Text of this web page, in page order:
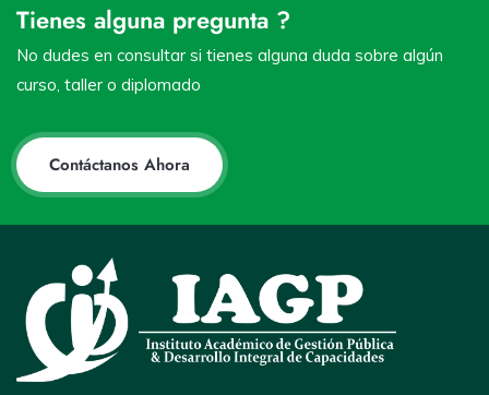
Tienes alguna pregunta ?
No dudes en consultar si tienes alguna duda sobre algún
curso, taller o diplomado
Contáctanos Ahora